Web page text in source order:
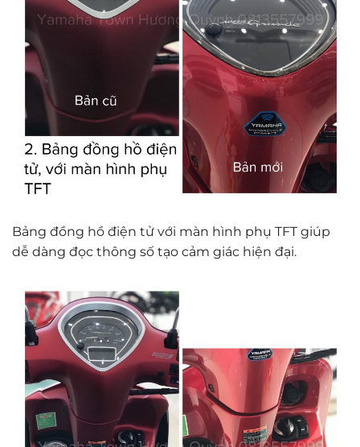
Bảng đồng hồ điện tử với màn hình phụ TFT giúp
dễ dàng đọc thông số tạo cảm giác hiện đại.